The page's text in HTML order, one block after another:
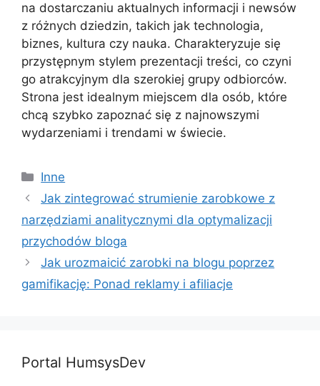
na dostarczaniu aktualnych informacji i newsów
z różnych dziedzin, takich jak technologia,
biznes, kultura czy nauka. Charakteryzuje się
przystępnym stylem prezentacji treści, co czyni
go atrakcyjnym dla szerokiej grupy odbiorców.
Strona jest idealnym miejscem dla osób, które
chcą szybko zapoznać się z najnowszymi
wydarzeniami i trendami w świecie.
Kategorie
Inne
Jak zintegrować strumienie zarobkowe z
narzędziami analitycznymi dla optymalizacji
przychodów bloga
Jak urozmaicić zarobki na blogu poprzez
gamifikację: Ponad reklamy i afiliacje
Portal HumsysDev